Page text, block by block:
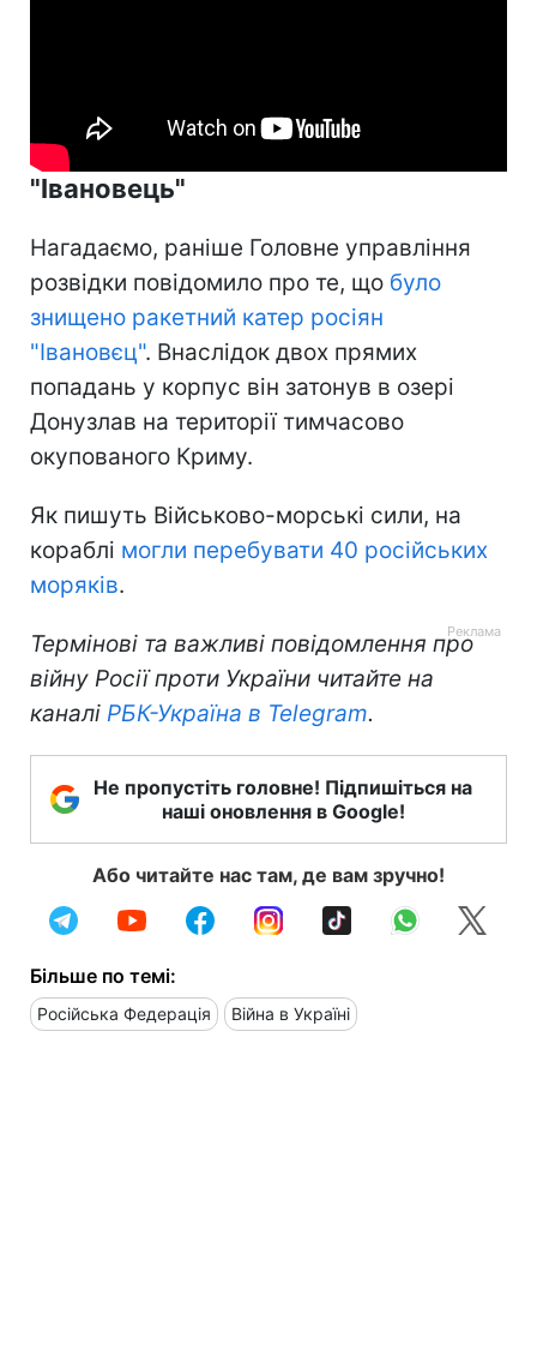
"Івановець"
Нагадаємо, раніше Головне управління
розвідки повідомило про те, що було
знищено ракетний катер росіян
"Івановєц". Внаслідок двох прямих
попадань у корпус він затонув в озері
Донузлав на території тимчасово
окупованого Криму.
Як пишуть Військово-морські сили, на
кораблі могли перебувати 40 російських
моряків.
Термінові та важливі повідомлення про
війну Росії проти України читайте на
каналі РБК-Україна в Telegram.
Не пропустіть головне! Підпишіться на
наші оновлення в Google!
Або читайте нас там, де вам зручно!
Більше по темі:
Російська Федерація Війна в Україні